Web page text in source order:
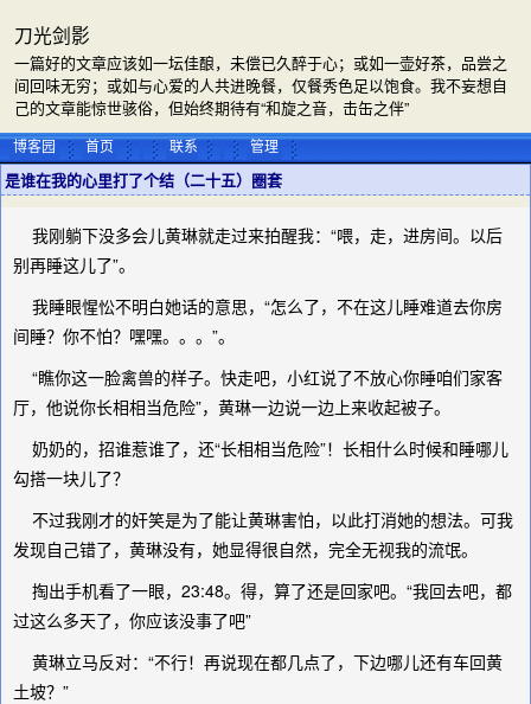
刀光剑影
一篇好的文章应该如一坛佳酿，未偿已久醉于心；或如一壶好茶，品尝之
间回味无穷；或如与心爱的人共进晚餐，仅餐秀色足以饱食。我不妄想自
己的文章能惊世骇俗，但始终期待有“和旋之音，击缶之伴”
博客园 首页 联系 管理
是谁在我的心里打了个结（二十五）圈套
我刚躺下没多会儿黄琳就走过来拍醒我：“喂，走，进房间。以后
别再睡这儿了”。
我睡眼惺忪不明白她话的意思，“怎么了，不在这儿睡难道去你房
间睡？你不怕？嘿嘿。。。”。
“瞧你这一脸禽兽的样子。快走吧，小红说了不放心你睡咱们家客
厅，他说你长相相当危险”，黄琳一边说一边上来收起被子。
奶奶的，招谁惹谁了，还“长相相当危险”！长相什么时候和睡哪儿
勾搭一块儿了？
不过我刚才的奸笑是为了能让黄琳害怕，以此打消她的想法。可我
发现自己错了，黄琳没有，她显得很自然，完全无视我的流氓。
掏出手机看了一眼，23:48。得，算了还是回家吧。“我回去吧，都
过这么多天了，你应该没事了吧”
黄琳立马反对：“不行！再说现在都几点了，下边哪儿还有车回黄
土坡？”